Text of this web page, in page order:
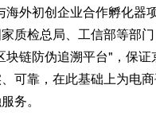
海外初创企业合作孵化器
质检总局、工信部等部
块链防伪追溯平台"，保
可靠，在此基础上为电
务。